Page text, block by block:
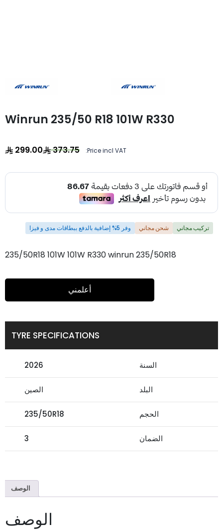
Winrun 235/50 R18 101W R330
Price incl VAT:
373.75
299.00
تركيب مجاني شحن مجاني وفر 5% إضافية بالدفع ببطاقات مدى و فيزا
235/50R18 101W 101W R330 winrun 235/50R18
أعلمني
TYRE SPECIFICATIONS
السنة 2026
البلد الصين
الحجم 235/50R18
الضمان 3
الوصف
الوصف